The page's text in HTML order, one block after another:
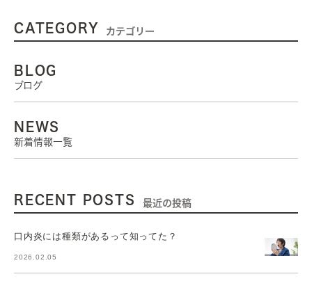
CATEGORY カテゴリー
BLOG
ブログ
NEWS
新着情報一覧
RECENT POSTS 最近の投稿
口内炎には種類があるって知ってた？
2026.02.05